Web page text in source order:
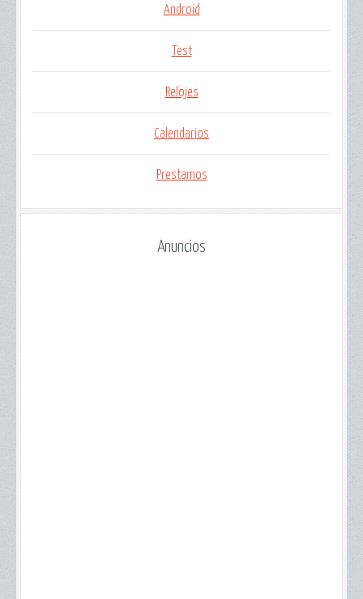
Android
Test
Relojes
Calendarios
Prestamos
Anuncios